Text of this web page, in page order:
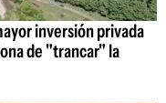
inversión privada
de "trancar" la